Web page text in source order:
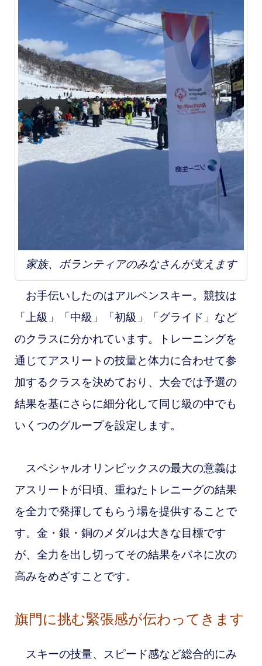
家族、ボランティアのみなさんが支えます
お手伝いしたのはアルペンスキー。競技は
「上級」「中級」「初級」「グライド」など
のクラスに分かれています。トレーニングを
通じてアスリートの技量と体力に合わせて参
加するクラスを決めており、大会では予選の
結果を基にさらに細分化して同じ級の中でも
いくつのグループを設定します。
スペシャルオリンピックスの最大の意義は
アスリートが日頃、重ねたトレニーグの結果
を全力で発揮してもらう場を提供することで
す。金・銀・銅のメダルは大きな目標です
が、全力を出し切ってその結果をバネに次の
高みをめざすことです。
旗門に挑む緊張感が伝わってきます
スキーの技量、スピード感など総合的にみ